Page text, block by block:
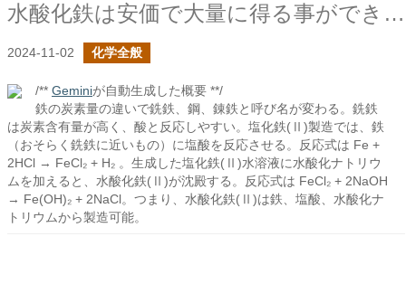
水酸化鉄は安価で大量に得る事ができる還元剤なのか？
2024-11-02 化学全般
/** Geminiが自動生成した概要 **/
鉄の炭素量の違いで銑鉄、鋼、錬鉄と呼び名が変わる。銑鉄
は炭素含有量が高く、酸と反応しやすい。塩化鉄(Ⅱ)製造では、鉄
（おそらく銑鉄に近いもの）に塩酸を反応させる。反応式は Fe +
2HCl → FeCl₂ + H₂ 。生成した塩化鉄(Ⅱ)水溶液に水酸化ナトリウ
ムを加えると、水酸化鉄(Ⅱ)が沈殿する。反応式は FeCl₂ + 2NaOH
→ Fe(OH)₂ + 2NaCl。つまり、水酸化鉄(Ⅱ)は鉄、塩酸、水酸化ナ
トリウムから製造可能。